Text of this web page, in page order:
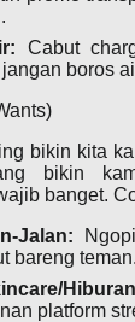
Cabut
boros
bikin kita
bikin
banget.
Jalan:
bareng teman.
platform